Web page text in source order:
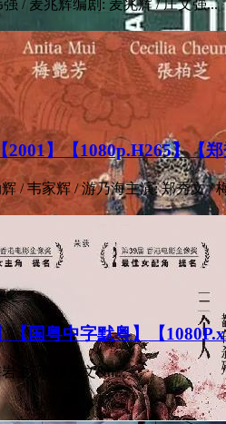
/ 麦兆辉编剧: 麦兆辉 / 庄文强...
2001】【1080p.H265】【
/ 韦家辉 / 游乃海主演: 郑秀文 /
【国粤中字默粤】【
主演: 郑秀文&n...